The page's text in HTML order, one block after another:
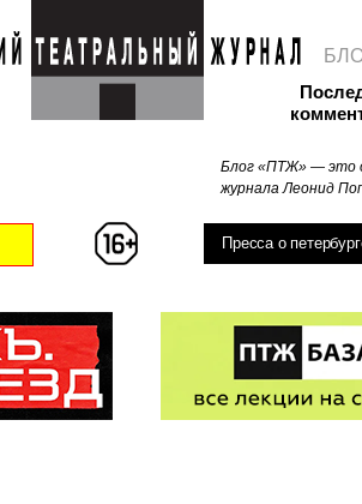
Блог «ПТЖ» — это
журнала Леонид
Пресса о